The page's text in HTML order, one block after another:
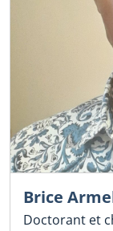
Brice
Doctorant et